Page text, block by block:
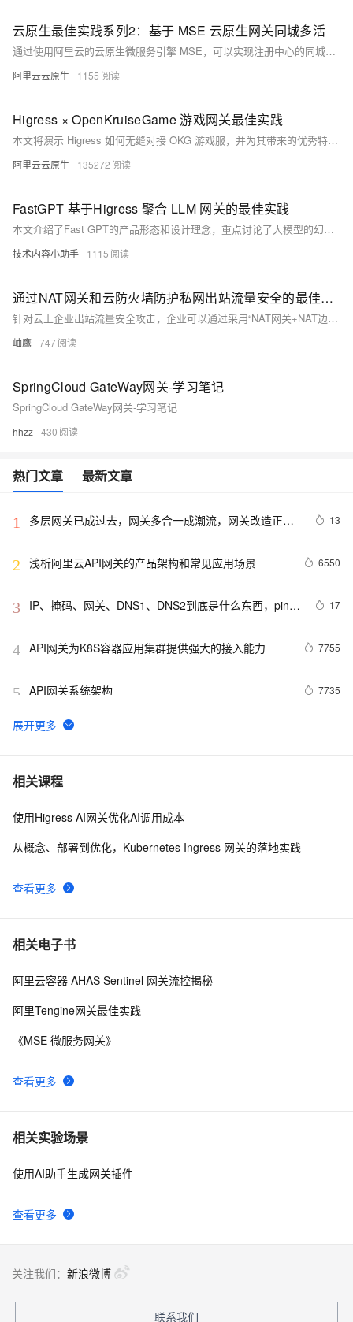
云原生最佳实践系列2：基于 MSE 云原生网关同城多活
通过使用阿里云的云原生微服务引擎 MSE，可以实现注册中心的同城容灾多活微服务应用。MSE 提供了云原生网关和注册中心，支持机房级故障的秒级自动转移、非对等部署下的全局流量负载均衡以及流量精细化管控。
阿里云云原生 1155
Higress × OpenKruiseGame 游戏网关最佳实践
本文将演示 Higress 如何无缝对接 OKG 游戏服，并为其带来的优秀特性。
阿里云云原生 135272
FastGPT 基于Higress 聚合 LLM 网关的最佳实践
本文介绍了Fast GPT的产品形态和设计理念，重点讨论了大模型的幻觉问题及其对应用落地的影响。Fast GPT通过结合工作流的强逻辑性和AI的理解能力，提升系统的稳定性和可靠性。文章还详细描述了Fast GPT的工作流节点、知识库管理及AI网关的功能，并展示了几个实际应用场景，如私人助手、图文生成和文档处理等。最后，探讨了如何通过引入云函数和Copilot简化代码编写，实现无代码编排的工作流解决方案，提升用户体验。
技术内容小助手 1115
通过NAT网关和云防火墙防护私网出站流量安全的最佳实践
针对云上企业出站流量安全攻击，企业可以通过采用“NAT网关+NAT边界防火墙”方案实现出向流量有效监控保护，有效降低恶意软件攻陷风险、内部人员风险、数据泄露风险、供应链风险、出站流量合规风险等
岫鹰 747
SpringCloud GateWay网关-学习笔记
SpringCloud GateWay网关-学习笔记
hhzz 430
热门文章 最新文章
1
多层网关已成过去，网关多合一成潮流，网关改造正当
13
2 浅析阿里云API网关的产品架构和常见应用场景 6550
3
IP、掩码、网关、DNS1、DNS2到底是什么东西，ping
17
4 API网关为K8S容器应用集群提供强大的接入能力 7755
5 API网关系统架构 7735
6 一招学会云存储网关极速同步
7 BFF网关模式开发指南
8 vos3000外呼系统如何检查落地网关配置正常，路由分
相关课程
查看更多
使用Higress AI网关优化AI调用成本
从概念、部署到优化，Kubernetes Ingress 网关的落地实践
相关电子书
查看更多
阿里云容器 AHAS Sentinel 网关流控揭秘
阿里Tengine网关最佳实践
《MSE 微服务网关》
相关实验场景
查看更多
使用AI助手生成网关插件
关注我们： 新浪微博
联系我们